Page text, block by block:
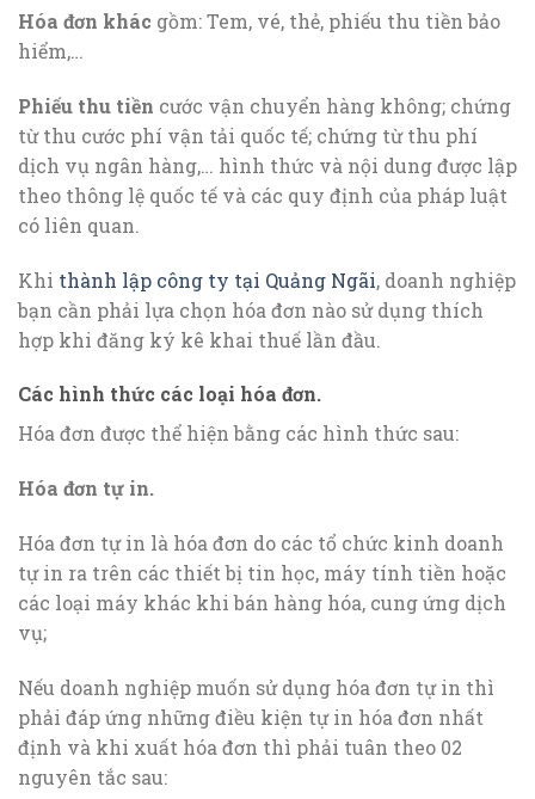
Hóa đơn khác gồm: Tem, vé, thẻ, phiếu thu tiền bảo
hiểm,…
Phiếu thu tiền cước vận chuyển hàng không; chứng
từ thu cước phí vận tải quốc tế; chứng từ thu phí
dịch vụ ngân hàng,… hình thức và nội dung được lập
theo thông lệ quốc tế và các quy định của pháp luật
có liên quan.
Khi thành lập công ty tại Quảng Ngãi, doanh nghiệp
bạn cần phải lựa chọn hóa đơn nào sử dụng thích
hợp khi đăng ký kê khai thuế lần đầu.
Các hình thức các loại hóa đơn.
Hóa đơn được thể hiện bằng các hình thức sau:
Hóa đơn tự in.
Hóa đơn tự in là hóa đơn do các tổ chức kinh doanh
tự in ra trên các thiết bị tin học, máy tính tiền hoặc
các loại máy khác khi bán hàng hóa, cung ứng dịch
vụ;
Nếu doanh nghiệp muốn sử dụng hóa đơn tự in thì
phải đáp ứng những điều kiện tự in hóa đơn nhất
định và khi xuất hóa đơn thì phải tuân theo 02
nguyên tắc sau: